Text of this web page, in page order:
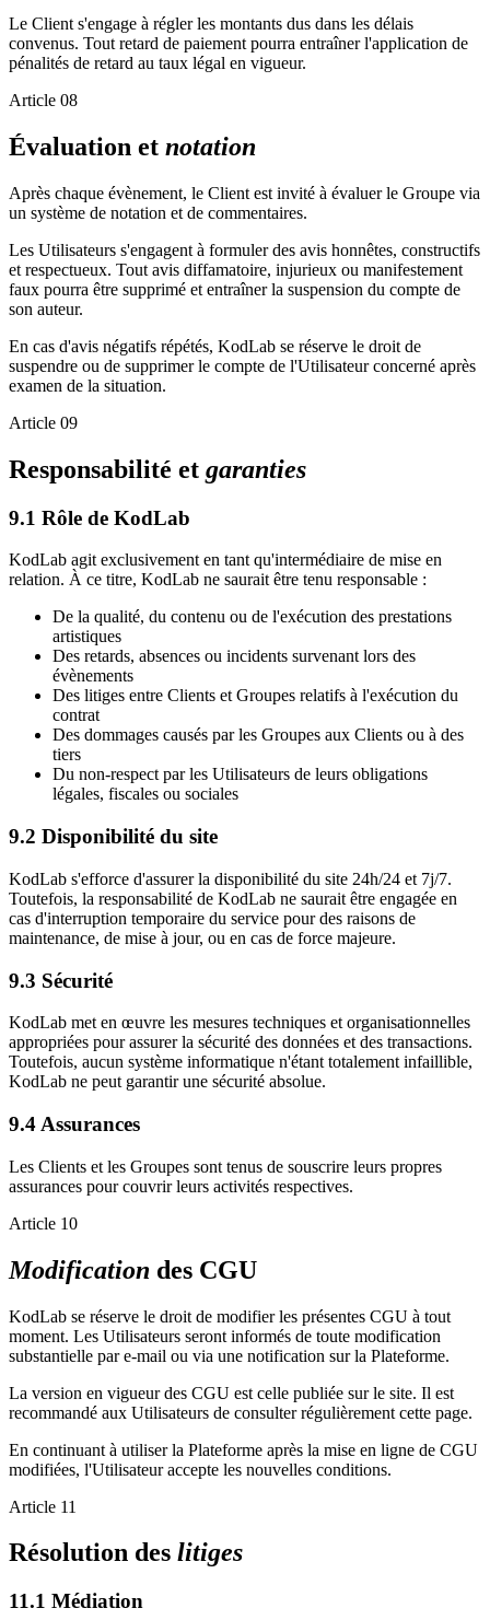
Le Client s'engage à régler les montants dus dans les délais
convenus. Tout retard de paiement pourra entraîner l'application de
pénalités de retard au taux légal en vigueur.
Article 08
Évaluation et notation
Après chaque évènement, le Client est invité à évaluer le Groupe via
un système de notation et de commentaires.
Les Utilisateurs s'engagent à formuler des avis honnêtes, constructifs
et respectueux. Tout avis diffamatoire, injurieux ou manifestement
faux pourra être supprimé et entraîner la suspension du compte de
son auteur.
En cas d'avis négatifs répétés, KodLab se réserve le droit de
suspendre ou de supprimer le compte de l'Utilisateur concerné après
examen de la situation.
Article 09
Responsabilité et garanties
9.1 Rôle de KodLab
KodLab agit exclusivement en tant qu'intermédiaire de mise en
relation. À ce titre, KodLab ne saurait être tenu responsable :
De la qualité, du contenu ou de l'exécution des prestations
artistiques
Des retards, absences ou incidents survenant lors des
évènements
Des litiges entre Clients et Groupes relatifs à l'exécution du
contrat
Des dommages causés par les Groupes aux Clients ou à des
tiers
Du non-respect par les Utilisateurs de leurs obligations
légales, fiscales ou sociales
9.2 Disponibilité du site
KodLab s'efforce d'assurer la disponibilité du site 24h/24 et 7j/7.
Toutefois, la responsabilité de KodLab ne saurait être engagée en
cas d'interruption temporaire du service pour des raisons de
maintenance, de mise à jour, ou en cas de force majeure.
9.3 Sécurité
KodLab met en œuvre les mesures techniques et organisationnelles
appropriées pour assurer la sécurité des données et des transactions.
Toutefois, aucun système informatique n'étant totalement infaillible,
KodLab ne peut garantir une sécurité absolue.
9.4 Assurances
Les Clients et les Groupes sont tenus de souscrire leurs propres
assurances pour couvrir leurs activités respectives.
Article 10
Modification des CGU
KodLab se réserve le droit de modifier les présentes CGU à tout
moment. Les Utilisateurs seront informés de toute modification
substantielle par e-mail ou via une notification sur la Plateforme.
La version en vigueur des CGU est celle publiée sur le site. Il est
recommandé aux Utilisateurs de consulter régulièrement cette page.
En continuant à utiliser la Plateforme après la mise en ligne de CGU
modifiées, l'Utilisateur accepte les nouvelles conditions.
Article 11
Résolution des litiges
11.1 Médiation